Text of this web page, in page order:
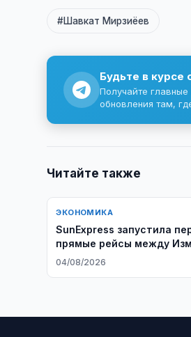
#Шавкат Мирзиёев
Будьте в курсе
Получайте
обновления там,
Читайте также
ЭКОНОМИКА
SunExpress запустила
прямые рейсы между
Ташкентом
04/08/2026